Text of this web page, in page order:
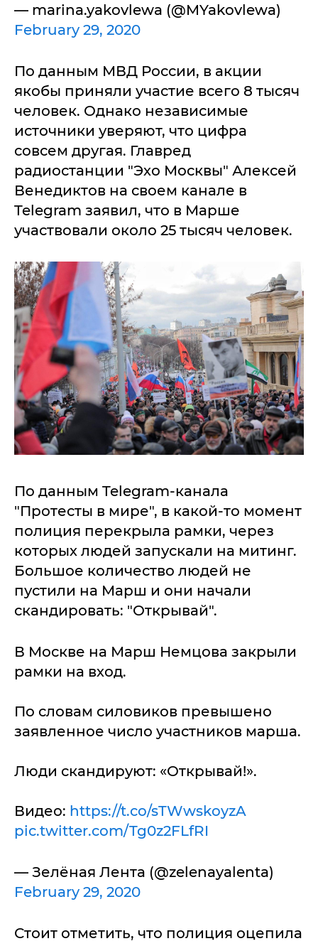
— marina.yakovlewa (@MYakovlewa)
February 29, 2020
По данным МВД России, в акции
якобы приняли участие всего 8 тысяч
человек. Однако независимые
источники уверяют, что цифра
совсем другая. Главред
радиостанции "Эхо Москвы" Алексей
Венедиктов на своем канале в
Telegram заявил, что в Марше
участвовали около 25 тысяч человек.
По данным Telegram-канала
"Протесты в мире", в какой-то момент
полиция перекрыла рамки, через
которых людей запускали на митинг.
Большое количество людей не
пустили на Марш и они начали
скандировать: "Открывай".
В Москве на Марш Немцова закрыли
рамки на вход.
По словам силовиков превышено
заявленное число участников марша.
Люди скандируют: «Открывай!».
Видео: https://t.co/sTWwskoyzA
pic.twitter.com/Tg0z2FLfRI
— Зелёная Лента (@zelenayalenta)
February 29, 2020
Стоит отметить, что полиция оцепила